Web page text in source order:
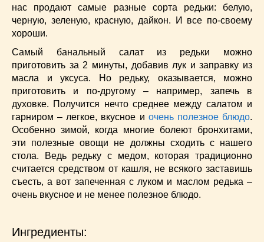
Низкокалорийные(33)
Новогодние(57)
Новости(54)
О жизни
(25)
Овощи(98)
Пасхальные(17)
Печенье
(13)
Пироги(55)
Польская кухня(21)
Постные(52)
Праздничные блюда(63)
(102)
Русская кухня (81)
Советы(42)
нас продают самые разные сорта редьки: белую,
черную, зеленую, красную, дайкон. И все по-своему
хороши.
Самый банальный салат из редьки можно
приготовить за 2 минуты, добавив лук и заправку из
масла и уксуса. Но редьку, оказывается, можно
приготовить и по-другому – например, запечь в
духовке. Получится нечто среднее между салатом и
гарниром – легкое, вкусное и очень полезное блюдо.
Особенно зимой, когда многие болеют бронхитами,
эти полезные овощи не должны сходить с нашего
стола. Ведь редьку с медом, которая традиционно
считается средством от кашля, не всякого заставишь
съесть, а вот запеченная с луком и маслом редька –
очень вкусное и не менее полезное блюдо.
Ингредиенты: